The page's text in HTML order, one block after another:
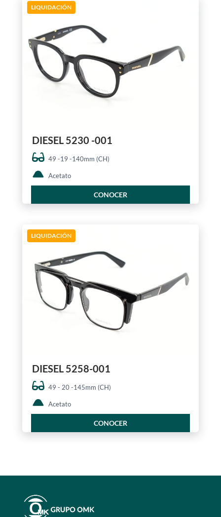
LIQUIDACIÓN
DIESEL 5230 -001
49 -19 -140mm (CH)
Acetato
CONOCER
LIQUIDACIÓN
DIESEL 5258-001
49 - 20 -145mm (CH)
Acetato
CONOCER